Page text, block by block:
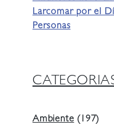
Larcomar por el
Personas
Ambiente (197)